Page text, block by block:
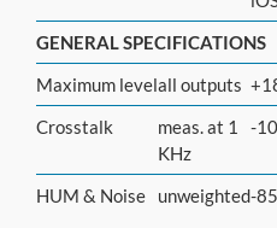
GENERAL SPECIFICATIONS
Maximum levelall outputs
Crosstalk
meas. at 1
KHz
-
HUM & Noise unweighted-